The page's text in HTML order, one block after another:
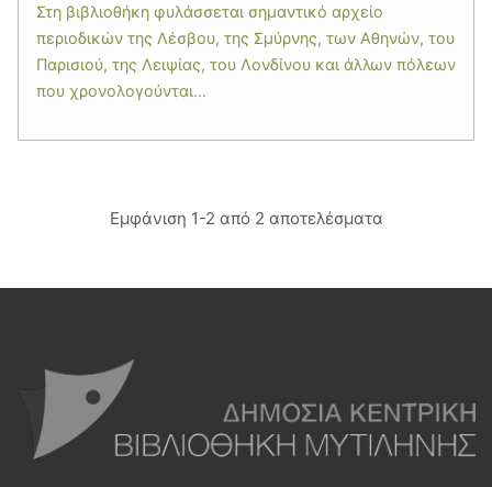
Στη βιβλιοθήκη φυλάσσεται σημαντικό αρχείο
περιοδικών της Λέσβου, της Σμύρνης, των Αθηνών, του
Παρισιού, της Λειψίας, του Λονδίνου και άλλων πόλεων
που χρονολογούνται...
Εμφάνιση 1-2 από 2 αποτελέσματα